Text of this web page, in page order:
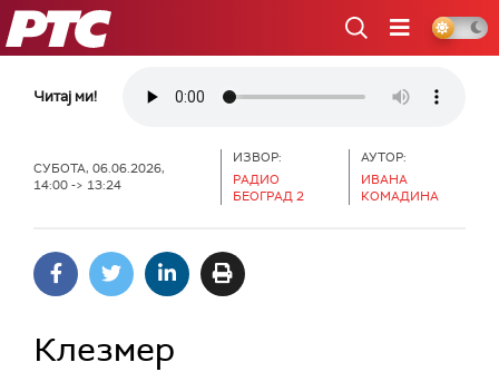
РТС
Читај ми!
СУБОТА, 06.06.2026,
14:00 -> 13:24
ИЗВОР:
РАДИО
БЕОГРАД 2
АУТОР:
ИВАНА
КОМАДИНА
Клезмер